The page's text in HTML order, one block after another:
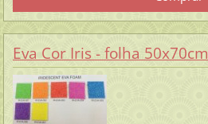
Eva Cor Iris - folha 50x70cm